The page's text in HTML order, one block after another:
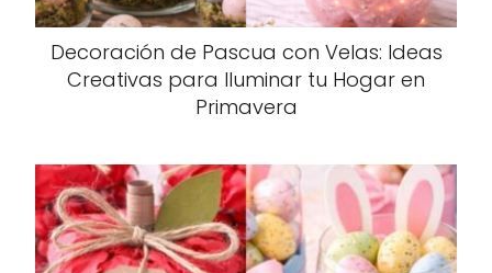
Decoración de Pascua con Velas: Ideas
Creativas para Iluminar tu Hogar en
Primavera